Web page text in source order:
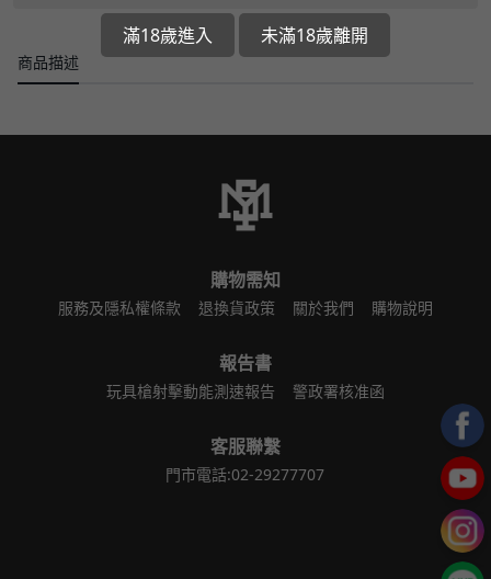
商品描述
購物需知
服務及隱私權條款 退換貨政策 關於我們 購物說明
報告書
玩具槍射擊動能測速報告 警政署核准函
客服聯繫
門市電話:02-29277707
滿18歲進入 未滿18歲離開